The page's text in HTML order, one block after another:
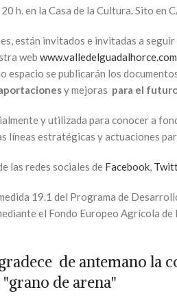
h. en la Casa de la Cultura. Sito en
están invitados e invitadas a
web www.valledelguadalhorce.com
espacio se publicarán los
y mejoras para el
y utilizada para conocer a
estratégicas y actuaciones
las redes sociales de Facebook,
19.1 del Programa de
el Fondo Europeo Agrícola
de antemano
de arena"